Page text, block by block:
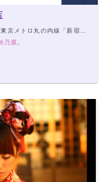
戸線「新宿西口駅」徒歩3分、JR・小田急・京王線「新宿駅」徒歩5分
乃屋。